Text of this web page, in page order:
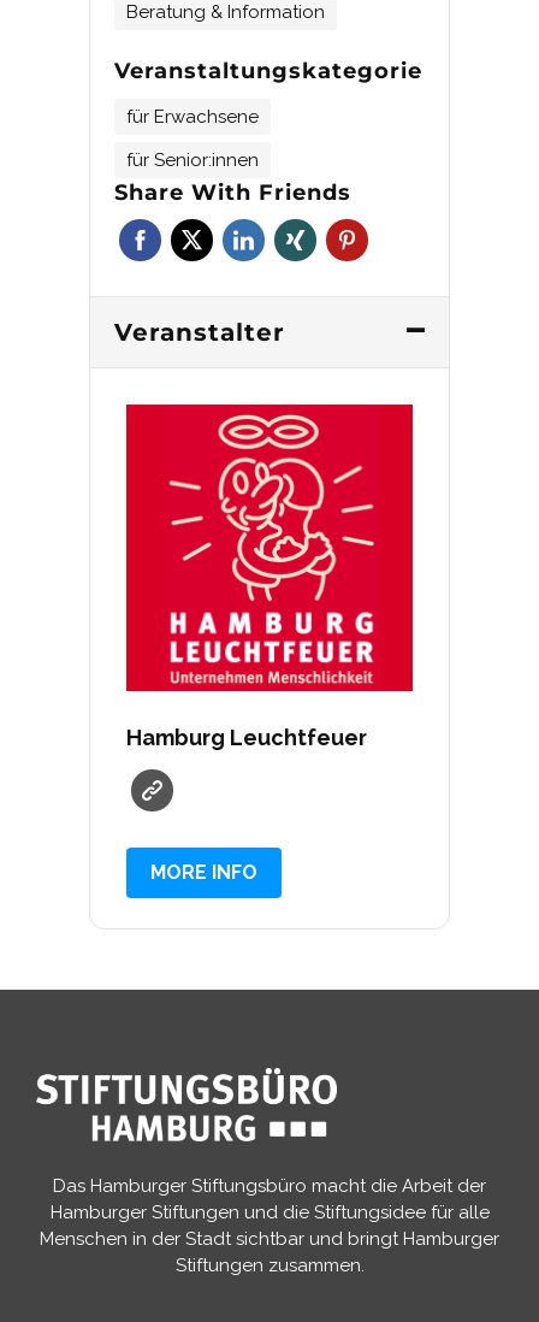
Beratung & Information
Veranstaltungskategorie
für Erwachsene
für Senior:innen
Share With Friends
Veranstalter
Hamburg Leuchtfeuer
MORE INFO
Das Hamburger Stiftungsbüro macht die Arbeit der
Hamburger Stiftungen und die Stiftungsidee für alle
Menschen in der Stadt sichtbar und bringt Hamburger
Stiftungen zusammen.​